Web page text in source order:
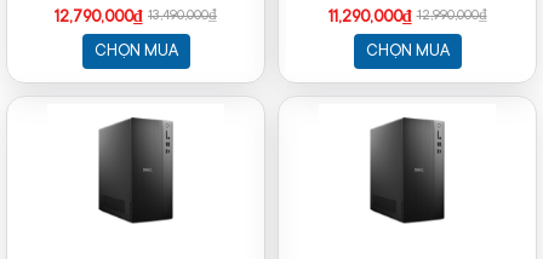
Key + Mouse| Win11/ 2Y
12,790,000₫ 13,490,000₫
CHỌN MUA
Mouse/ Win11/ 1Y
11,290,000₫ 12,990,000₫
CHỌN MUA